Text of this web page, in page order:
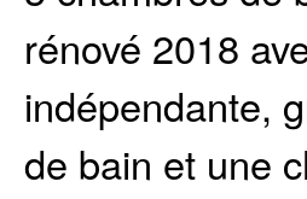
rénové 2018
indépendante,
de bain et une